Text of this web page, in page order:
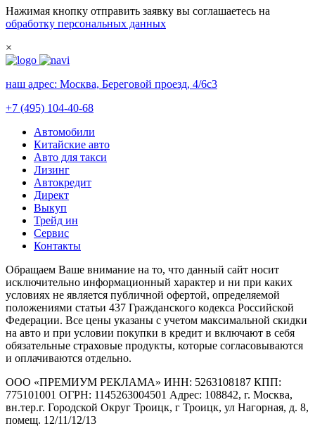
Нажимая кнопку отправить заявку вы соглашаетесь на
обработку персональных данных
×
наш адрес: Москва, Береговой проезд, 4/6с3
+7 (495) 104-40-68
Автомобили
Китайские авто
Авто для такси
Лизинг
Автокредит
Директ
Выкуп
Трейд ин
Сервис
Контакты
Обращаем Ваше внимание на то, что данный сайт носит
исключительно информационный характер и ни при каких
условиях не является публичной офертой, определяемой
положениями статьи 437 Гражданского кодекса Российской
Федерации. Все цены указаны с учетом максимальной скидки
на авто и при условии покупки в кредит и включают в себя
обязательные страховые продукты, которые согласовываются
и оплачиваются отдельно.
ООО «ПРЕМИУМ РЕКЛАМА» ИНН: 5263108187 КПП:
775101001 ОГРН: 1145263004501 Адрес: 108842, г. Москва,
вн.тер.г. Городской Округ Троицк, г Троицк, ул Нагорная, д. 8,
помещ. 12/11/12/13